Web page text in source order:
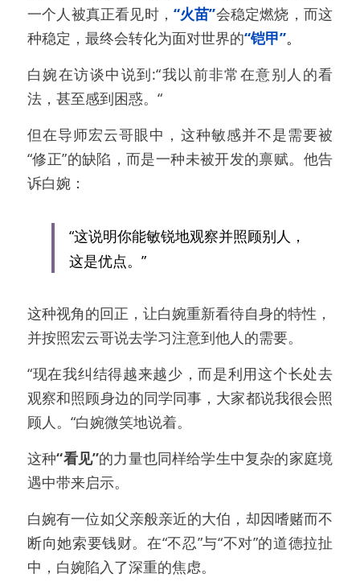
一个人被真正看见时， “火苗”会稳定燃烧，而这
种稳定，最终会转化为面对世界的“铠甲”。
白婉在访谈中说到:“我以前非常在意别人的看
法，甚至感到困惑。“
但在导师宏云哥眼中，这种敏感并不是需要被
“修正”的缺陷，而是一种未被开发的禀赋。他告
诉白婉：
“这说明你能敏锐地观察并照顾别人，
这是优点。”
这种视角的回正，让白婉重新看待自身的特性，
并按照宏云哥说去学习注意到他人的需要。
“现在我纠结得越来越少，而是利用这个长处去
观察和照顾身边的同学同事，大家都说我很会照
顾人。“白婉微笑地说着。
这种“看见”的力量也同样给学生中复杂的家庭境
遇中带来启示。
白婉有一位如父亲般亲近的大伯，却因嗜赌而不
断向她索要钱财。在“不忍”与“不对”的道德拉扯
中，白婉陷入了深重的焦虑。